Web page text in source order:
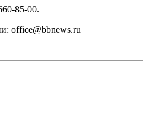
85-00.
office@bbnews.ru